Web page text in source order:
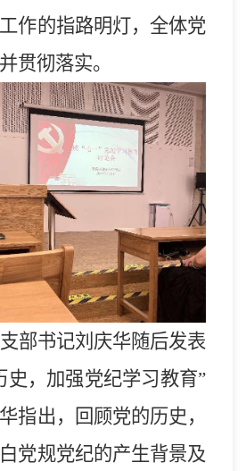
作的指路明灯， 全体党
贯彻落实。
部书记刘庆华随后发表
史，加强党纪学习教育”
指出，回顾党的历史，
党规党纪的产生背景及